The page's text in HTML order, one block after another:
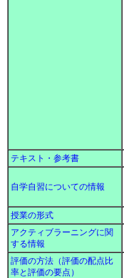
テキスト・参考書
自学自習についての情報
授業の形式
アクティブラーニングに関
する情報
評価の方法（評価の配点比
率と評価の要点）